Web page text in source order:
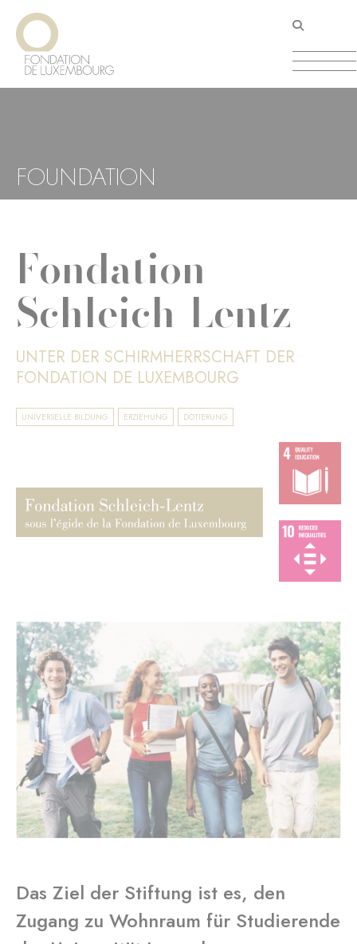
Direkt
zum
Inhalt
FOUNDATION
Fondation
Schleich-Lentz
UNTER DER SCHIRMHERRSCHAFT DER
FONDATION DE LUXEMBOURG
UNIVERSELLE BILDUNG ERZIEHUNG DOTIERUNG
Das Ziel der Stiftung ist es, den
Zugang zu Wohnraum für Studierende
Cookie-Einstellungen